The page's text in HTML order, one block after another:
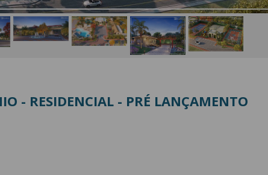
- RESIDENCIAL - PRÉ LANÇAMENTO